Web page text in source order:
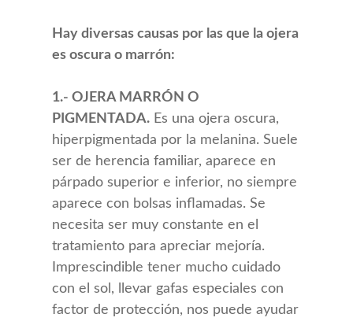
Hay diversas causas por las que la ojera
es oscura o marrón:
1.- OJERA MARRÓN O
PIGMENTADA. Es una ojera oscura,
hiperpigmentada por la melanina. Suele
ser de herencia familiar, aparece en
párpado superior e inferior, no siempre
aparece con bolsas inflamadas. Se
necesita ser muy constante en el
tratamiento para apreciar mejoría.
Imprescindible tener mucho cuidado
con el sol, llevar gafas especiales con
factor de protección, nos puede ayudar